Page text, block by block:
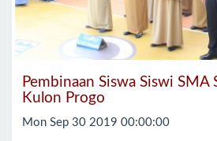
Pembinaan Siswa Siswi SMA
Kulon Progo
Mon Sep 30 2019 00:00:00